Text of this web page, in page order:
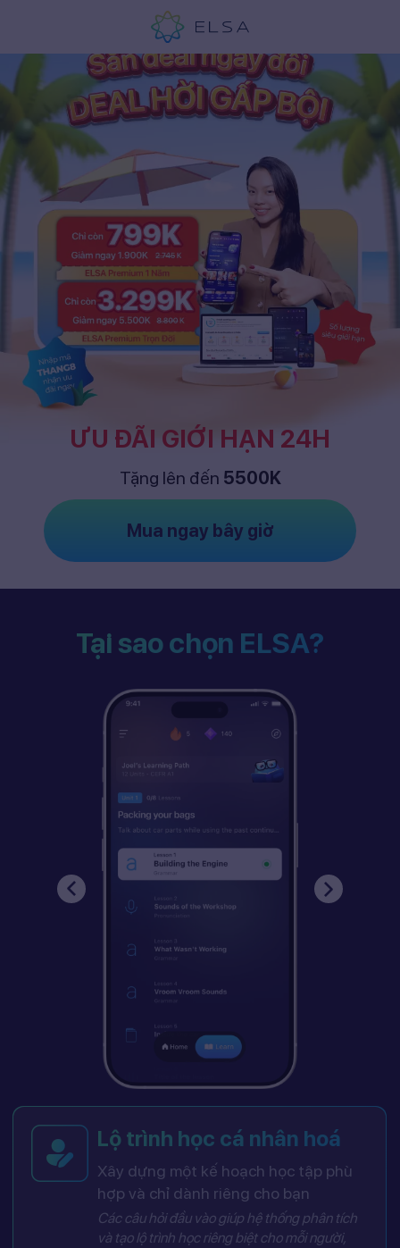
ƯU ĐÃI GIỚI HẠN 24H
Tặng lên đến 5500K
Mua ngay bây giờ
Tại sao chọn ELSA?
Lộ trình học cá nhân hoá
Xây dựng một kế hoạch học tập phù
hợp và chỉ dành riêng cho bạn
Các câu hỏi đầu vào giúp hệ thống phân tích
và tạo lộ trình học riêng biệt cho mỗi người,